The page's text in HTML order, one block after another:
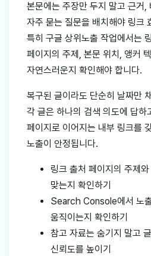
본문에는 주장만 두지 말고 근거,
자주 묻는 질문을 배치해야 링크
특히 구글 상위노출 작업에서는
페이지의 주제, 본문 위치, 앵커
자연스러운지 확인해야 합니다.
복구된 글이라도 단순히 날짜만
각 글은 하나의 검색 의도에 답하
페이지로 이어지는 내부 링크를
노출이 안정됩니다.
링크 출처 페이지의 주제
맞는지 확인하기
Search Console에서 노
움직이는지 확인하기
참고 자료는 숨기지 말고
신뢰도를 높이기